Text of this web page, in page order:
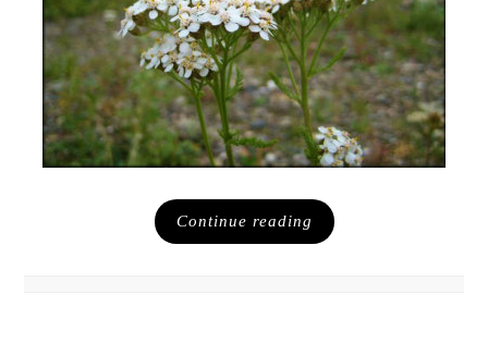
Continue reading